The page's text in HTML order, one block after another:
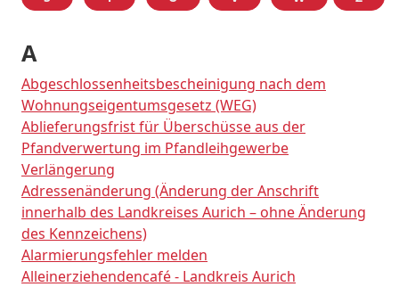
A
Abgeschlossenheitsbescheinigung nach dem
Wohnungseigentumsgesetz (WEG)
Ablieferungsfrist für Überschüsse aus der
Pfandverwertung im Pfandleihgewerbe
Verlängerung
Adressenänderung (Änderung der Anschrift
innerhalb des Landkreises Aurich – ohne Änderung
des Kennzeichens)
Alarmierungsfehler melden
Alleinerziehendencafé - Landkreis Aurich